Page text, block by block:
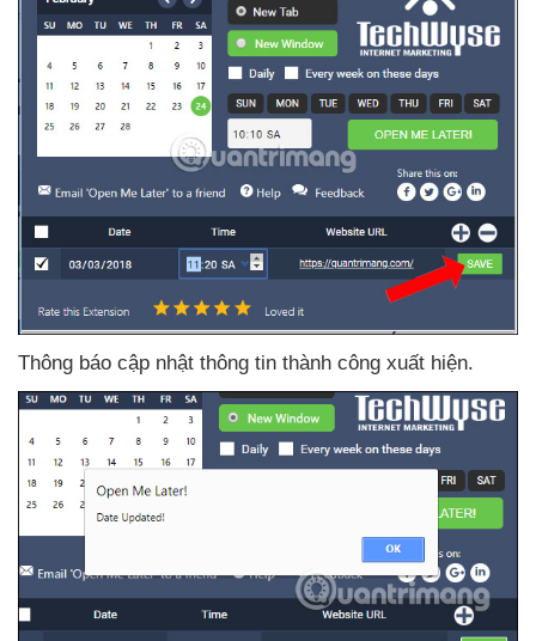
Thông báo cập nhật thông tin thành công xuất hiện.